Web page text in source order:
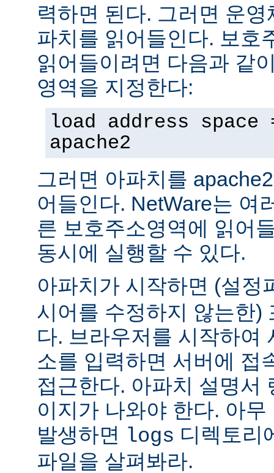
력하면 된다. 그러면 운
파치를 읽어들인다. 보호
읽어들이려면 다음과 같
영역을 지정한다:
load address space
apache2
그러면 아파치를
어들인다. NetWare는 여
른 보호주소영역에 읽어
동시에 실행할 수 있다.
아파치가 시작하면 (설정
시어를 수정하지 않는한)
다. 브라우저를 시작하여
소를 입력하면 서버에 접
접근한다. 아파치 설명서
이지가 나와야 한다. 아
발생하면 logs 디렉토리
파일을 살펴봐라.